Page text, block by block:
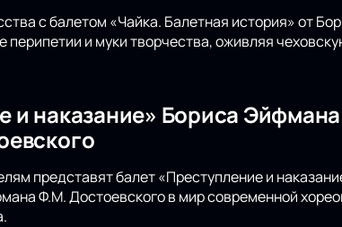
с балетом «Чайка. Балетная история» от
и муки творчества, оживляя
и наказание» Бориса
представят балет «Преступление и
Ф.М. Достоевского в мир современной